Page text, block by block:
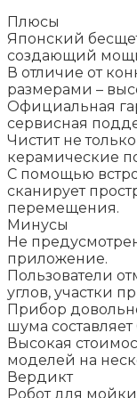
Плюсы
Японский
создающий
В отличие от
размерами –
Официальная
сервисная
Чистит не
керамические
С помощью
сканирует
перемещения.
Минусы
Не
приложение.
Пользователи
углов, участки
Прибор
шума составляет
Высокая
моделей на
Вердикт
Робот для